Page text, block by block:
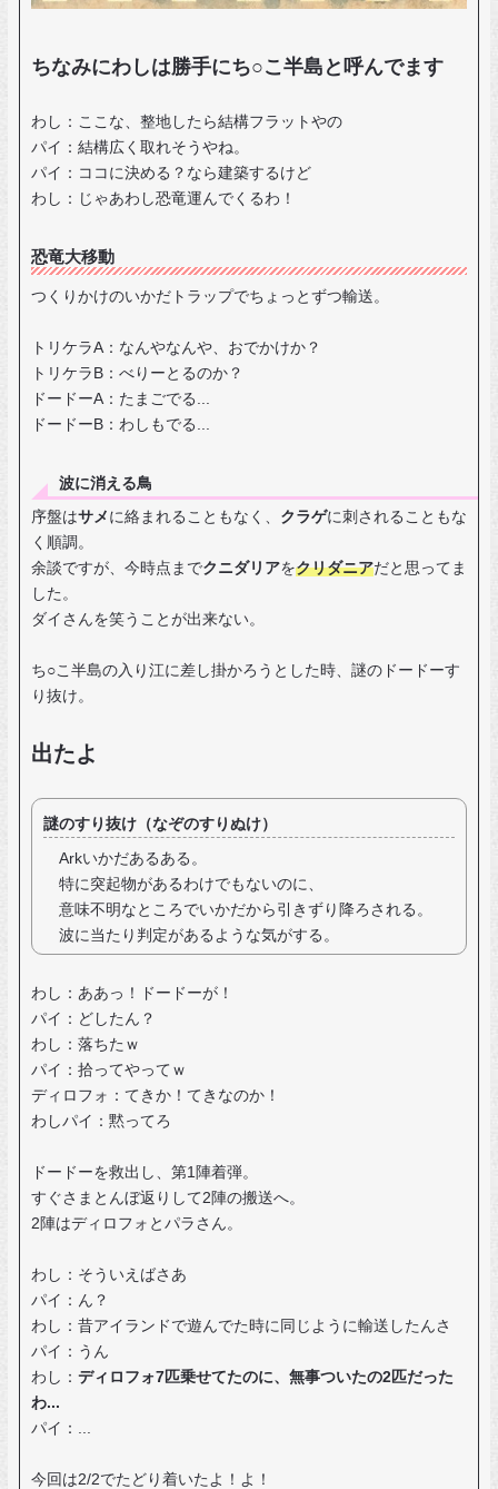
ちなみにわしは勝手にち○こ半島と呼んでます
わし：ここな、整地したら結構フラットやの
パイ：結構広く取れそうやね。
パイ：ココに決める？なら建築するけど
わし：じゃあわし恐竜運んでくるわ！
恐竜大移動
つくりかけのいかだトラップでちょっとずつ輸送。
トリケラA：なんやなんや、おでかけか？
トリケラB：べりーとるのか？
ドードーA：たまごでる...
ドードーB：わしもでる...
波に消える鳥
序盤はサメ に絡まれることもなく、 クラゲに刺されることもな
く順調。
余談ですが、今時点までクニダリアをクリダニアだと思ってま
した。
ダイさんを笑うことが出来ない。
ち○こ半島の入り江に差し掛かろうとした時、謎のドードーす
り抜け。
出たよ
謎のすり抜け（なぞのすりぬけ）
Arkいかだあるある。
特に突起物があるわけでもないのに、
意味不明なところでいかだから引きずり降ろされる。
波に当たり判定があるような気がする。
わし：ああっ！ドードーが！
パイ：どしたん？
わし：落ちたｗ
パイ：拾ってやってｗ
ディロフォ：てきか！てきなのか！
わしパイ：黙ってろ
ドードーを救出し、第1陣着弾。
すぐさまとんぼ返りして2陣の搬送へ。
2陣はディロフォとパラさん。
わし：そういえばさあ
パイ：ん？
わし：昔アイランドで遊んでた時に同じように輸送したんさ
パイ：うん
わし： ディロフォ7匹乗せてたのに、無事ついたの2匹だった
わ...
パイ：...
今回は2/2でたどり着いたよ！よ！